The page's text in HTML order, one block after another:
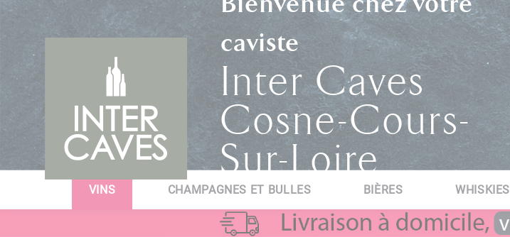
caviste
Inter Caves
Cosne-Cours-
Sur-Loire
VINS CHAMPAGNES ET BULLES BIÈRES WHISKIES